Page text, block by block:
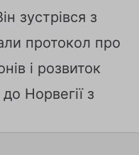
зустрівся з
протокол про
і розвиток
Норвегії з